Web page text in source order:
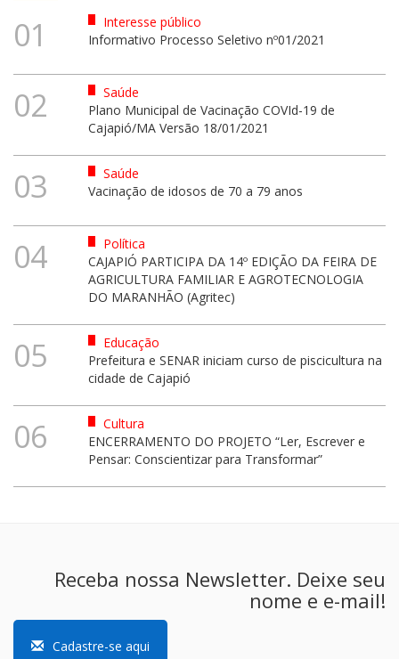
01
Interesse público
Informativo Processo Seletivo nº01/2021
02
Saúde
Plano Municipal de Vacinação COVId-19 de
Cajapió/MA Versão 18/01/2021
03
Saúde
Vacinação de idosos de 70 a 79 anos
04
Política
CAJAPIÓ PARTICIPA DA 14º EDIÇÃO DA FEIRA DE
AGRICULTURA FAMILIAR E AGROTECNOLOGIA
DO MARANHÃO (Agritec)
05
Educação
Prefeitura e SENAR iniciam curso de piscicultura na
cidade de Cajapió
06
Cultura
ENCERRAMENTO DO PROJETO “Ler, Escrever e
Pensar: Conscientizar para Transformar”
Receba nossa Newsletter. Deixe seu
nome e e-mail!
Cadastre-se aqui